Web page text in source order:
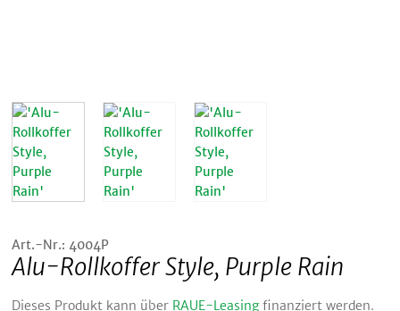
Art.-Nr.: 4004P
Alu-Rollkoffer Style, Purple Rain
Dieses Produkt kann über RAUE-Leasingfinanziert werden.